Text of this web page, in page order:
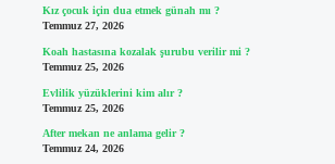
Kız çocuk için dua etmek günah mı ?
Temmuz 27, 2026
Koah hastasına kozalak şurubu verilir mi ?
Temmuz 25, 2026
Evlilik yüzüklerini kim alır ?
Temmuz 25, 2026
After mekan ne anlama gelir ?
Temmuz 24, 2026